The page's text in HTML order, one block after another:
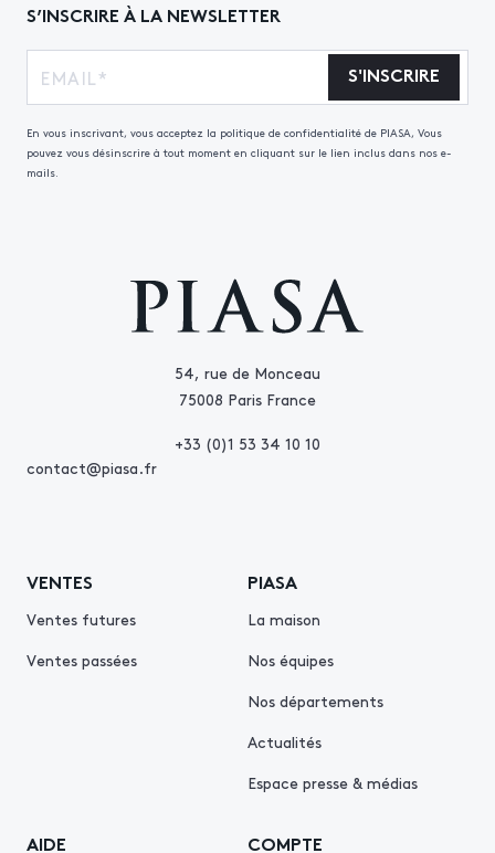
54, rue de Monceau
75008 Paris France
+33 (0)1 53 34 10 10
contact@piasa.fr
VENTES
Ventes futures
Ventes passées
PIASA
La maison
Nos équipes
Nos départements
Actualités
Espace presse & médias
AIDE COMPTE
S’INSCRIRE À LA NEWSLETTER
S'INSCRIRE
En vous inscrivant, vous acceptez la politique de confidentialité de PIASA, Vous
pouvez vous désinscrire à tout moment en cliquant sur le lien inclus dans nos e-
mails.